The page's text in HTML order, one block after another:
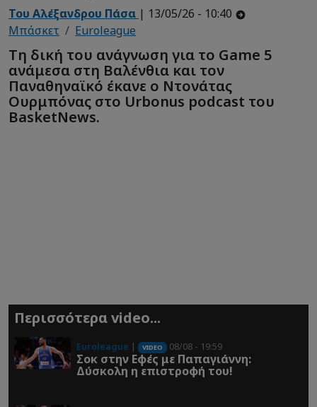
Του Αλέξανδρου Πάσα | 13/05/26 - 10:40
Μπάσκετ
Euroleague
Τη δική του ανάγνωση για το Game 5
ανάμεσα στη Βαλένθια και τον
Παναθηναϊκό έκανε ο Ντονάτας
Ουρμπόνας στο Urbonus podcast του
BasketNews.
Περισσότερα video...
Euroleague | VIDEO 08/08 - 19:59
Σοκ στην Εφές με Παπαγιάννη:
Δύσκολη η επιστροφή του!